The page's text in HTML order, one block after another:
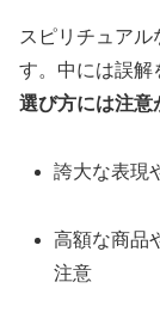
スピリチュアル
す。中には誤解
選び方には注意
誇大な表現
高額な商品
注意